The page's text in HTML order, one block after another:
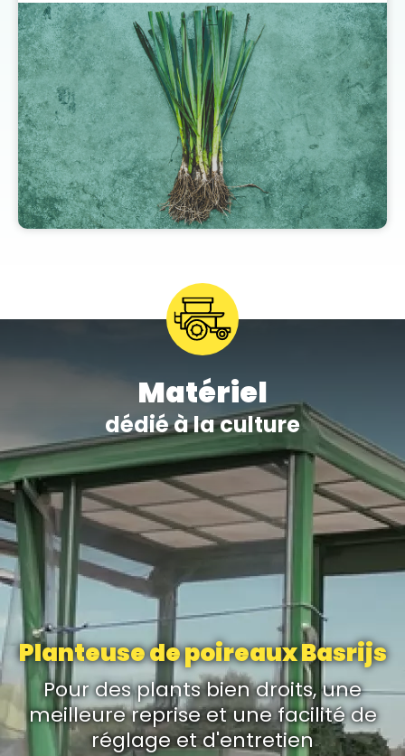
Découvrez nos plants de poireaux
de qualité
Planteuse de poireaux Basrijs
Pour des plants bien droits, une
meilleure reprise et une facilité de
réglage et d'entretien
Matériel
dédié à la culture